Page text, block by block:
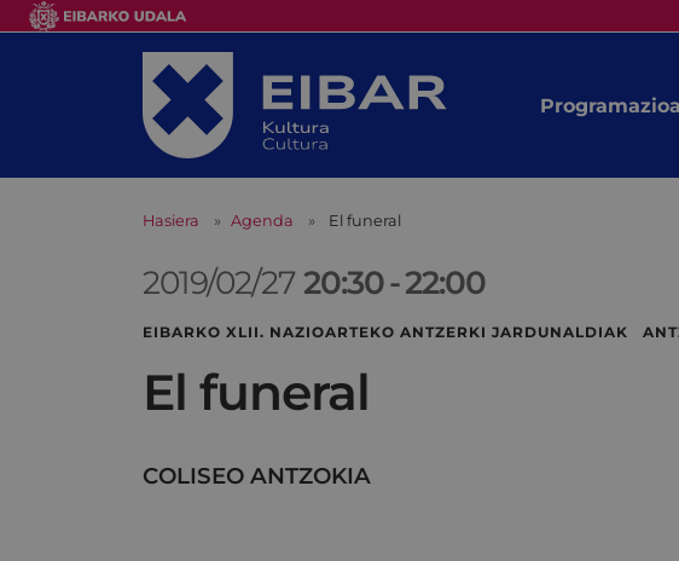
Programazioa
Hasiera Agenda El funeral
2019/02/2720:30-22:00
EIBARKO XLII. NAZIOARTEKO ANTZERKI JARDUNALDIAK
El funeral
COLISEO ANTZOKIA